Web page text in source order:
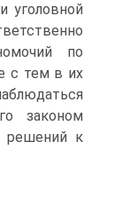
уголовной
по
с тем в их
законом
решений к